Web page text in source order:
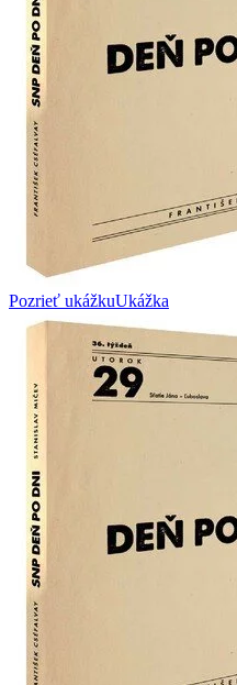
Pozrieť ukážkuUkážka